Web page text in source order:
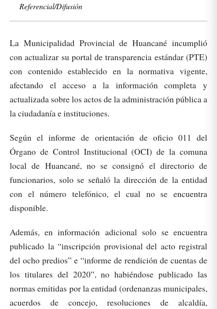
Referencial/Difusión
La Municipalidad Provincial de Huancané incumplió
con actualizar su portal de transparencia estándar (PTE)
con contenido establecido en la normativa vigente,
afectando el acceso a la información completa y
actualizada sobre los actos de la administración pública a
la ciudadanía e instituciones.
Según el informe de orientación de oficio 011 del
Órgano de Control Institucional (OCI) de la comuna
local de Huancané, no se consignó el directorio de
funcionarios, solo se señaló la dirección de la entidad
con el número telefónico, el cual no se encuentra
disponible.
Además, en información adicional solo se encuentra
publicado la “inscripción provisional del acto registral
del ocho predios” e “informe de rendición de cuentas de
los titulares del 2020”, no habiéndose publicado las
normas emitidas por la entidad (ordenanzas municipales,
acuerdos de concejo, resoluciones de alcaldía,